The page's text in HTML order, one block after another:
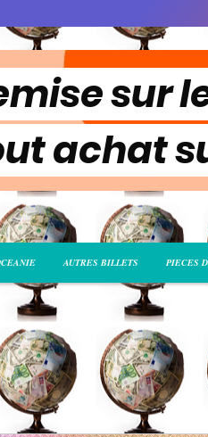
sur
achat
AUTRES BILLETS PIECES